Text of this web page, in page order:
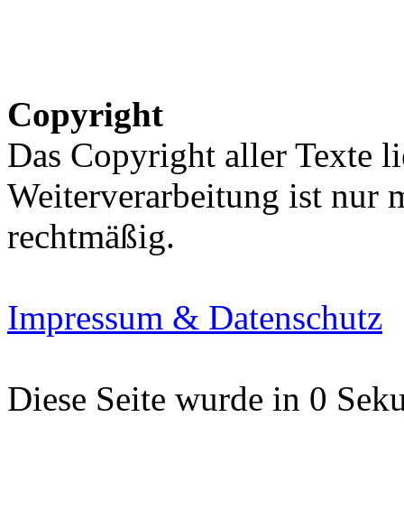
Copyright
Das Copyright aller Texte
Weiterverarbeitung ist nur
rechtmäßig.
Impressum & Datenschutz
Diese Seite wurde in 0